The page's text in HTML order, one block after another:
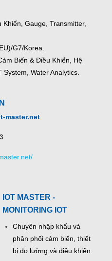
Gauge, Transmitter,
G7/Korea.
Biến & Điều Khiển, Hệ
Water Analytics.
master.net
IOT MASTER -
MONITORING IOT
Chuyên nhập khẩu và
phân phối cảm biến, thiết
bị đo lường và điều khiển.